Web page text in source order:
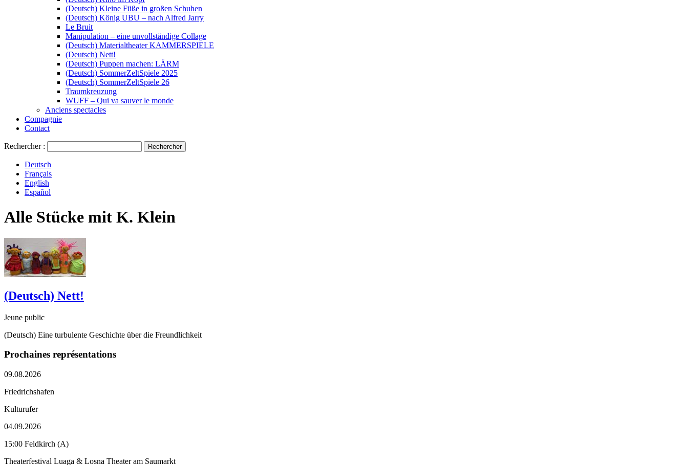
(Deutsch) Kleine Füße in großen Schuhen
(Deutsch) König UBU – nach Alfred Jarry
Le Bruit
Manipulation – eine unvollständige Collage
(Deutsch) Materialtheater KAMMERSPIELE
(Deutsch) Nett!
(Deutsch) Puppen machen: LÄRM
(Deutsch) SommerZeltSpiele 2025
(Deutsch) SommerZeltSpiele 26
Traumkreuzung
WUFF – Qui va sauver le monde
Anciens spectacles
Compagnie
Contact
Rechercher :
Deutsch
Français
English
Español
Alle Stücke mit K. Klein
(Deutsch) Nett!
Jeune public
(Deutsch) Eine turbulente Geschichte über die Freundlichkeit
Prochaines représentations
09.08.2026
Friedrichshafen
Kulturufer
04.09.2026
15:00 Feldkirch (A)
Theaterfestival Luaga & Losna Theater am Saumarkt